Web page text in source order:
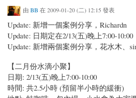
由 BB 在 2009-01-20 (二) 12:15 發表
Update: 新增一個案例分享，Richardn
Update: 日期定在2/13(五)晚上7:00-10:00
Update: 新增兩個案例分享，花水木、
【二月份水滴小聚】
日期: 2/13(五)晚上7:00-10:00
時間: 共2.5小時 (預留半小時的緩衝)